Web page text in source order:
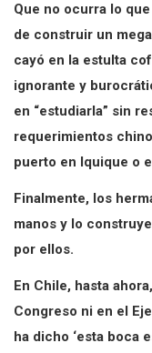
Que no ocurra lo
de construir un
cayó en la estulta
ignorante y
en “estudiarla” sin
requerimientos
puerto en Iquique o
Finalmente, los
manos y lo
por ellos.
En Chile, hasta
Congreso ni en el
ha dicho ‘esta boca